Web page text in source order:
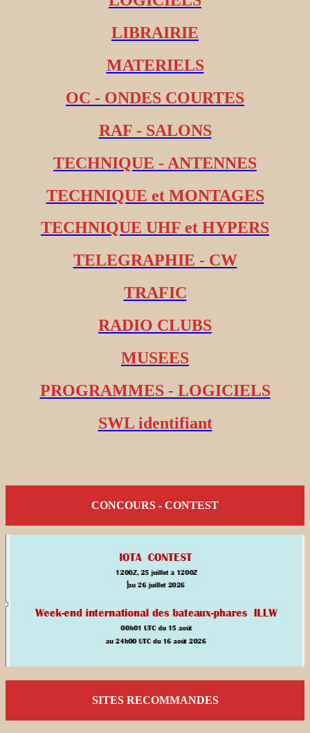
LIBRAIRIE
MATERIELS
OC - ONDES COURTES
RAF - SALONS
TECHNIQUE - ANTENNES
TECHNIQUE et MONTAGES
TECHNIQUE UHF et HYPERS
TELEGRAPHIE - CW
TRAFIC
RADIO CLUBS
MUSEES
PROGRAMMES - LOGICIELS
SWL identifiant
CONCOURS - CONTEST
SITES RECOMMANDES